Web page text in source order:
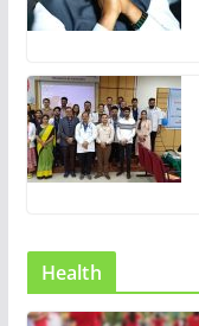
Health